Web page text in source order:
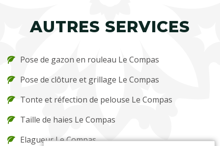
AUTRES SERVICES
Pose de gazon en rouleau Le Compas
Pose de clôture et grillage Le Compas
Tonte et réfection de pelouse Le Compas
Taille de haies Le Compas
Elagueur Le Compas